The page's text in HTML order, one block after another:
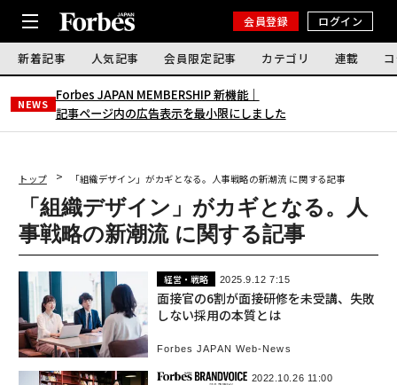
会員登録 ログイン
新着記事 人気記事 会員限定記事 カテゴリ 連載
NEWS
Forbes JAPAN MEMBERSHIP 新機能｜
記事ページ内の広告表示を最小限にしました
トップ 「組織デザイン」がカギとなる。人事戦略の新潮流 に関する記事
「組織デザイン」がカギとなる。人
事戦略の新潮流 に関する記事
経営・戦略 2025.9.12 7:15
面接官の6割が面接研修を未受講、失敗
しない採用の本質とは
Forbes JAPAN Web-News
2022.10.26 11:00